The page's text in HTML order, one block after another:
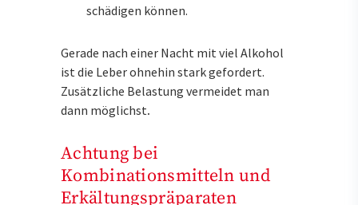
schädigen können.
Gerade nach einer Nacht mit viel Alkohol
ist die Leber ohnehin stark gefordert.
Zusätzliche Belastung vermeidet man
dann möglichst.
Achtung bei
Kombinationsmitteln und
Erkältungspräparaten